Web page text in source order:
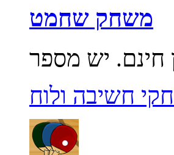
משחק שחמט
חשיבה ולוח